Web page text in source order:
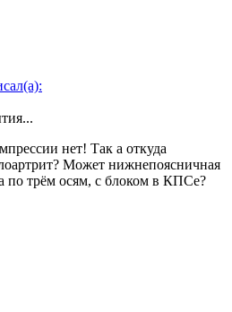
нет! Так а откуда
Может нижнепоясничная
по трём осям, с блоком в КПСе?